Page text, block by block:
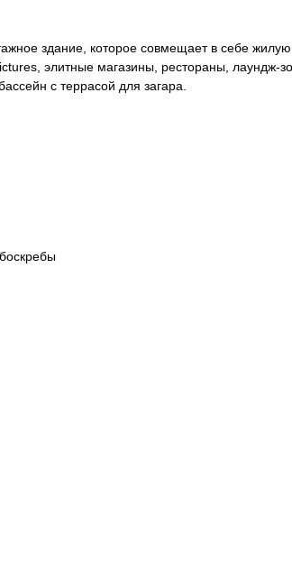
здание, которое совмещает в себе
элитные магазины, рестораны, лаундж-
с террасой для загара.